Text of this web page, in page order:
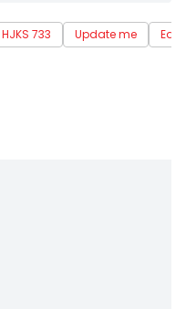
HJKS 733 Update me